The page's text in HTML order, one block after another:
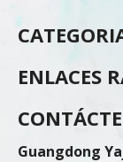
ENLACES
Guangdong